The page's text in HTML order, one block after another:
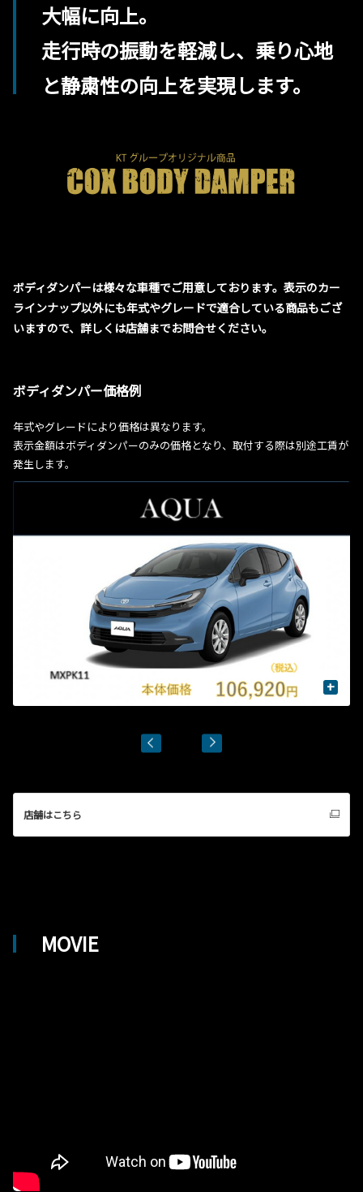
大幅に向上。
走行時の振動を軽減し、乗り心地
と静粛性の向上を実現します。
ボディダンパーは様々な車種でご用意しております。表示のカー
ラインナップ以外にも年式やグレードで適合している商品もござ
いますので、詳しくは店舗までお問合せください。
ボディダンパー価格例
年式やグレードにより価格は異なります。
表示金額はボディダンパーのみの価格となり、取付する際は別途工賃が
発生します。
+
店舗はこちら
MOVIE